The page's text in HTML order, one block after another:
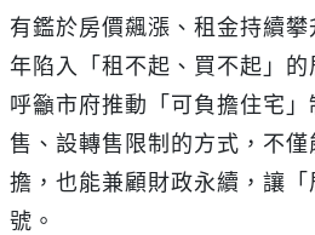
有鑑於房價飆漲、租金持續
年陷入「租不起、買不起」
呼籲市府推動「可負擔住宅
售、設轉售限制的方式，不僅
擔，也能兼顧財政永續，讓「
號。